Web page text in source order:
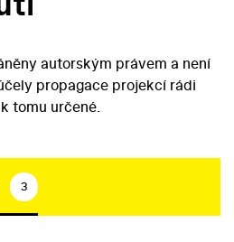
autorským právem a není
propagace projekcí rádi
tomu určené.
3